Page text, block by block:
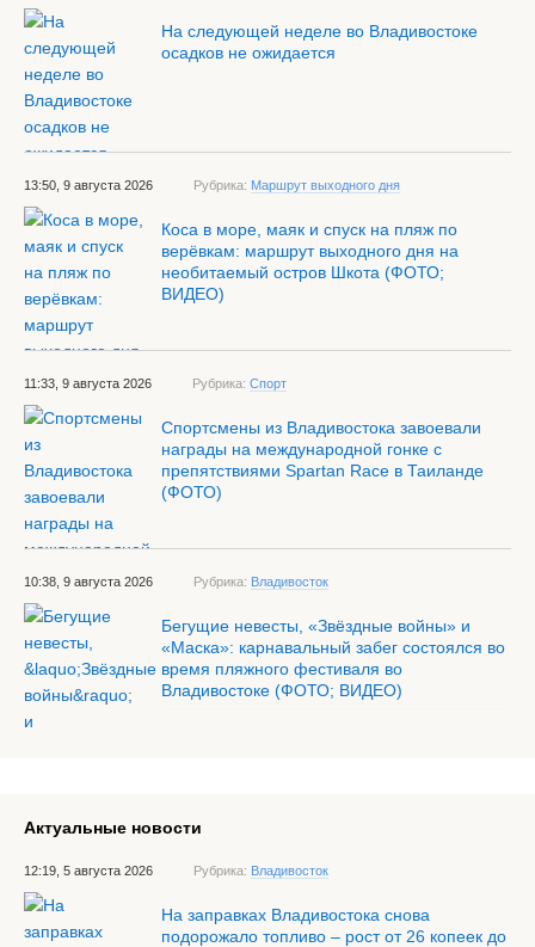
На следующей неделе во Владивостоке
осадков не ожидается
13:50, 9 августа 2026 Рубрика: Маршрут выходного дня
Коса в море, маяк и спуск на пляж по
верёвкам: маршрут выходного дня на
необитаемый остров Шкота (ФОТО;
ВИДЕО)
11:33, 9 августа 2026 Рубрика: Спорт
Спортсмены из Владивостока завоевали
награды на международной гонке с
препятствиями Spartan Race в Таиланде
(ФОТО)
10:38, 9 августа 2026 Рубрика: Владивосток
Бегущие невесты, «Звёздные войны» и
«Маска»: карнавальный забег состоялся во
время пляжного фестиваля во
Владивостоке (ФОТО; ВИДЕО)
Актуальные новости
12:19, 5 августа 2026 Рубрика: Владивосток
На заправках Владивостока снова
подорожало топливо – рост от 26 копеек до